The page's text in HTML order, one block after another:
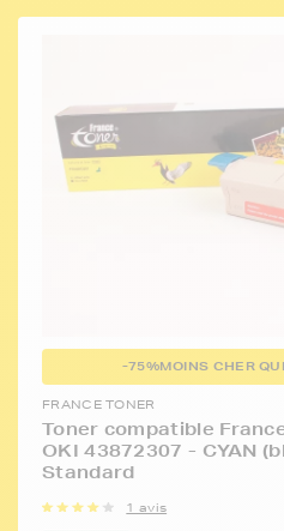
-75%MOINS CHER
FRANCE TONER
Toner compatible
OKI 43872307 - CYAN
Standard
1 avis